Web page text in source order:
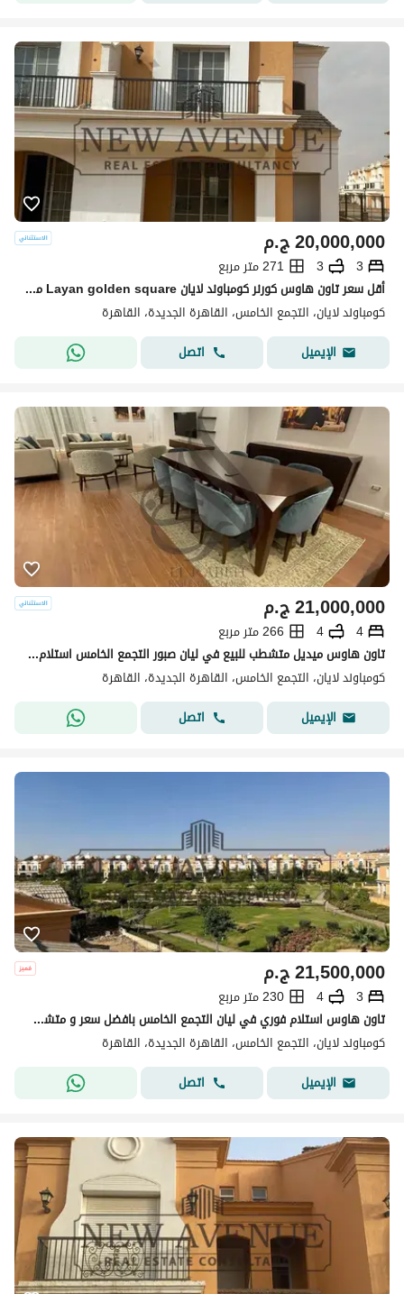
ج.م20,000,000
3
3
271 متر مربع
أقل سعر تاون هاوس كورنر كومباوند لايان Layan golden square موقع مميز مباشرة علي مساحات خضراء استلام فوري
كومباوند لايان، التجمع الخامس، القاهرة الجديدة، القاهرة
الإيميل
اتصل
ج.م21,000,000
4
4
266 متر مربع
تاون هاوس ميديل متشطب للبيع في ليان صبور التجمع الخامس استلام فوري موقع مميز اقل من سعر السوق
كومباوند لايان، التجمع الخامس، القاهرة الجديدة، القاهرة
الإيميل
اتصل
ج.م21,500,000
3
4
230 متر مربع
تاون هاوس استلام فوري في ليان التجمع الخامس بافضل سعر و متشطب بالكامل بالتكيفات و المطبخ Layan
كومباوند لايان، التجمع الخامس، القاهرة الجديدة، القاهرة
الإيميل
اتصل